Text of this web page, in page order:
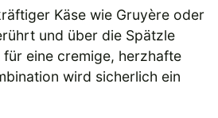
Käse wie Gruyère oder
und über die Spätzle
eine cremige, herzhafte
wird sicherlich ein